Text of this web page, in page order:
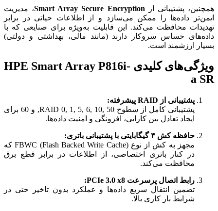
همچنین، پشتیبانی از Smart Array Secure Encryption، مدیریت
ایمن‌تر داده‌ها را ممکن می‌سازد و از اطلاعات حیاتی در برابر
تهدیدات محافظت می‌کند. این قابلیت به‌ویژه برای صنایعی که با
داده‌های حساس سروکار دارند (مانند مالی، بهداشتی و دولتی)
بسیار ارزشمند است.
ویژگی‌های کلیدی HPE Smart Array P816i-
a SR
پشتیبانی از RAID پیشرفته:
پشتیبانی کامل از سطوح RAID 0, 1, 5, 6, 10, 50, و 60 برای
ایجاد تعادل بین کارایی، افزونگی و امنیت داده‌ها.
حافظه کش ۴ گیگابایتی با پشتیبانی باتری:
مجهز به کش از نوع FBWC (Flash Backed Write Cache) که
در کنار باتری اختصاصی، از اطلاعات در برابر قطع برق
محافظت می‌کند.
رابط اتصال پرسرعت PCIe 3.0 x8:
تضمین انتقال سریع داده‌ها و عملکرد بدون تاخیر حتی در
شرایط بار کاری بالا.